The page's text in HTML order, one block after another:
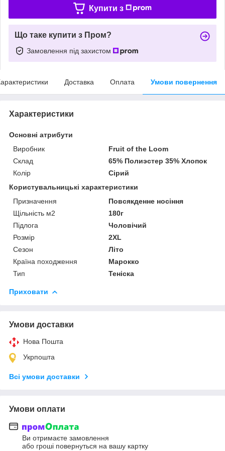
Купити з
Що таке купити з Пром?
Замовлення під захистом
Доставка Оплата Умови повернення
Характеристики
Основні атрибути
Виробник
Fruit of the Loom
Склад
65% Полиэстер 35% Хлопок
Колір
Сірий
Користувальницькі характеристики
Призначення
Повсякденне носіння
Щільність м2
180г
Підлога
Чоловічий
Розмір
2XL
Сезон
Літо
Країна походження
Марокко
Тип
Теніска
Приховати
Умови доставки
Нова Пошта
Укрпошта
Всі умови доставки
Умови оплати
Ви отримаєте замовлення
або гроші повернуться на вашу картку